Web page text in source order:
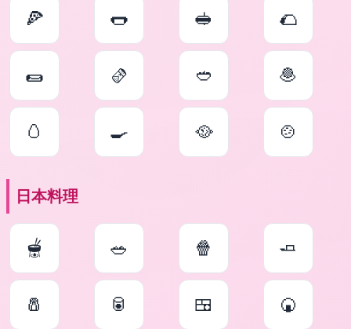
🍕 🌭 🥪 🌮
🌯 🫔 🥙 🧆
🥚 🍳 🥘 🍲
日本料理
🫕 🥗 🍿 🧈
🧂 🥫 🍱 🍘